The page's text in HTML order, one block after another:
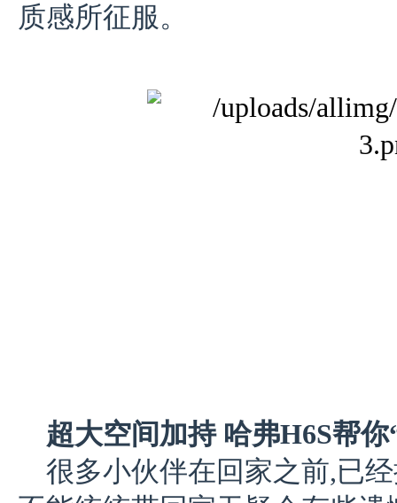
质感所征服。
超大空间加持 哈弗H6S帮
很多小伙伴在回家之前,已